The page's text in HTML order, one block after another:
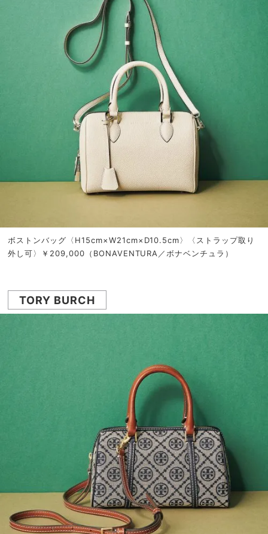
ボストンバッグ〈H15cm×W21cm×D10.5cm〉〈ストラップ取り
外し可〉￥209,000（BONAVENTURA／ボナベンチュラ）
TORY BURCH